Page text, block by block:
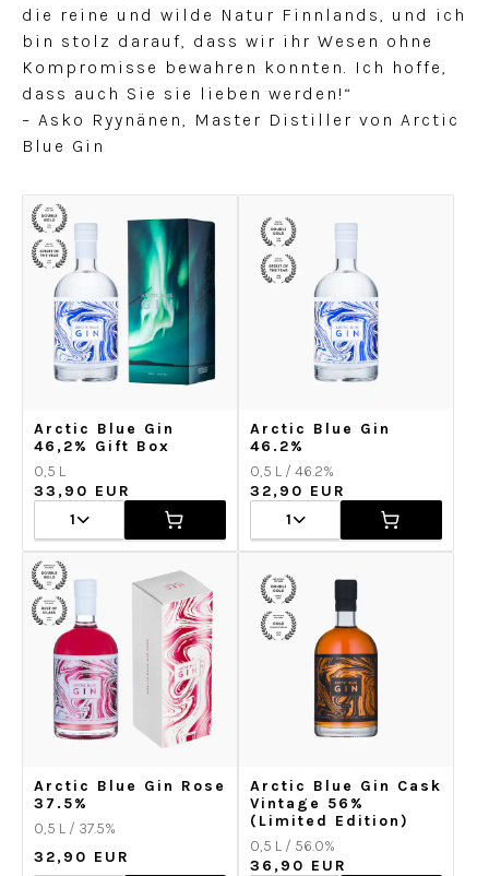
die reine und wilde Natur Finnlands, und ich
bin stolz darauf, dass wir ihr Wesen ohne
Kompromisse bewahren konnten. Ich hoffe,
dass auch Sie sie lieben werden!“
– Asko Ryynänen, Master Distiller von Arctic
Blue Gin
Arctic Blue Gin
46,2% Gift Box
0,5 L
33,90 EUR
1
Arctic Blue Gin
46.2%
0,5 L / 46.2%
32,90 EUR
1
Arctic Blue Gin Rose
37.5%
0,5 L / 37.5%
32,90 EUR
Arctic Blue Gin Cask
Vintage 56%
(Limited Edition)
0,5 L / 56.0%
36,90 EUR